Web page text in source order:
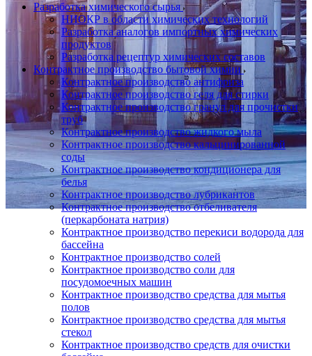
Разработка химического сырья
НИОКР в области химических технологий
Разработка аналогов импортных химических
продуктов
Разработка рецептур химических составов
Контрактное производство бытовой химии
Контрактное производство антифриза
Контрактное производство геля для стирки
Контрактное производство гранул для прочистки
труб
Контрактное производство жидкого мыла
Контрактное производство кальцинированной
соды
Контрактное производство кондиционера для
белья
Контрактное производство лубрикантов
Контрактное производство отбеливателя
(перкарбоната натрия)
Контрактное производство перекиси водорода для
бассейна
Контрактное производство солей
Контрактное производство соли для
посудомоечных машин
Контрактное производство средства для мытья
полов
Контрактное производство средства для мытья
стекол
Контрактное производство средств для очистки